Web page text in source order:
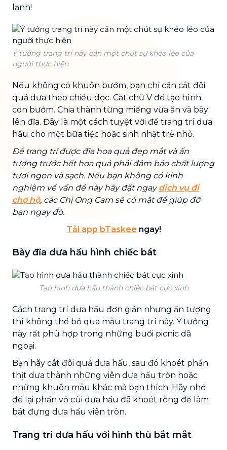
lạnh!
Ý tưởng trang trí này cần một chút sự khéo léo của
người thực hiện
Nếu không có khuôn bướm, bạn chỉ cần cắt đôi
quả dưa theo chiều dọc. Cắt chữ V để tạo hình
con bướm. Chia thành từng miếng vừa ăn và bày
lên đĩa. Đây là một cách tuyệt vời để trang trí dưa
hấu cho một bữa tiệc hoặc sinh nhật trẻ nhỏ.
Để trang trí được đĩa hoa quả đẹp mắt và ấn
tượng trước hết hoa quả phải đảm bảo chất lượng
tươi ngon và sạch. Nếu bạn không có kinh
nghiệm về vấn đề này hãy đặt ngaydịch vụ đi
chợ hộ, các Chị Ong Cam sẽ có mặt để giúp đỡ
bạn ngay đó.
Tải app bTaskee ngay!
Bày đĩa dưa hấu hình chiếc bát
Tạo hình dưa hấu thành chiếc bát cực xinh
Cách trang trí dưa hấu đơn giản nhưng ấn tượng
thì không thể bỏ qua mẫu trang trí này. Ý tưởng
này rất phù hợp trong những buổi picnic dã
ngoại.
Bạn hãy cắt đôi quả dưa hấu, sau đó khoét phần
thịt dưa thành những viên dưa hấu tròn hoặc
những khuôn mẫu khác mà bạn thích. Hãy nhớ
để lại phần vỏ cùi dưa hấu đã khoét rỗng để làm
bát đựng dưa hấu viên tròn.
Trang trí dưa hấu với hình thù bắt mắt